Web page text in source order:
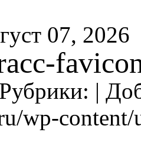
07, 2026
Рубрики: |
wp-